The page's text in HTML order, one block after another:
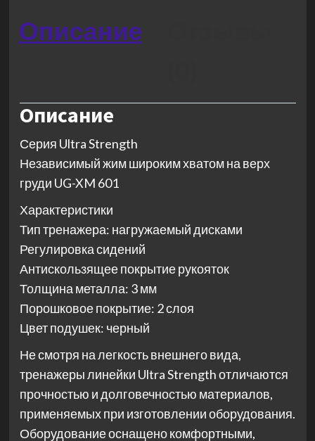
Описание
Описание
Серия Ultra Strength
Независимый жим широким хватом на верх
груди UG-XM 601
Характеристики
Тип тренажера: нагружаемый дисками
Регулировка сидений
Антискользящее покрытие рукояток
Толщина металла: 3 мм
Порошковое покрытие: 2 слоя
Цвет подушек: черный
Не смотря на легкость внешнего вида,
тренажеры линейки Ultra Strength отличаются
прочностью и долговечностью материалов,
применяемых при изготовлении оборудования.
Оборудование оснащено комфортными,